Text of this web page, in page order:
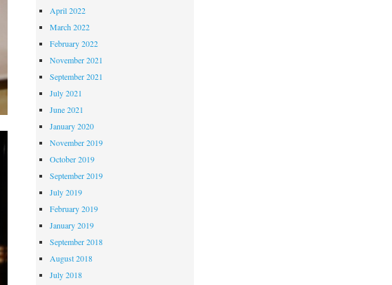
April 2022
March 2022
February 2022
November 2021
September 2021
July 2021
June 2021
January 2020
November 2019
October 2019
September 2019
July 2019
February 2019
January 2019
September 2018
August 2018
July 2018